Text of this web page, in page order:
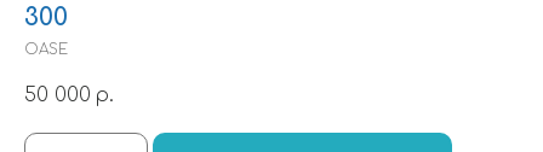
300
OASE
50 000 р.